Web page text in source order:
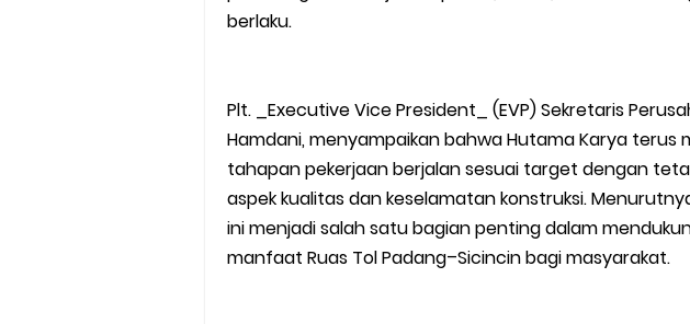
berlaku.
Plt. _Executive Vice President_ (EVP) Sekretaris
Hamdani, menyampaikan bahwa Hutama Karya terus
tahapan pekerjaan berjalan sesuai target dengan
aspek kualitas dan keselamatan konstruksi.
ini menjadi salah satu bagian penting dalam
manfaat Ruas Tol Padang–Sicincin bagi masyarakat.